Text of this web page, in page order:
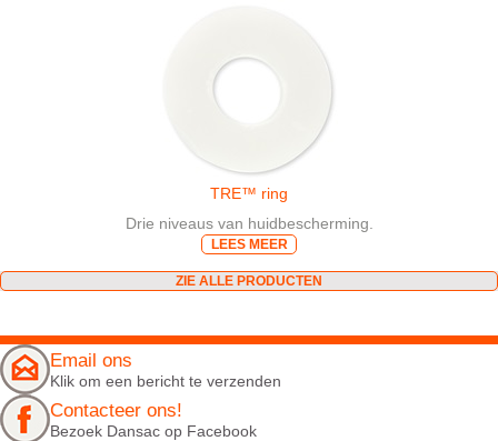
TRE™ ring
Drie niveaus van huidbescherming.
LEES MEER
ZIE ALLE PRODUCTEN
Email ons
Klik om een bericht te verzenden
Contacteer ons!
Bezoek Dansac op Facebook